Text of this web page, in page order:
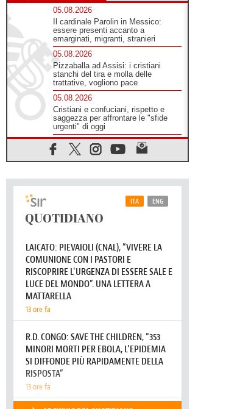
05.08.2026
Il cardinale Parolin in Messico:
essere presenti accanto a
emarginati, migranti, stranieri
05.08.2026
Pizzaballa ad Assisi: i cristiani
stanchi del tira e molla delle
trattative, vogliono pace
05.08.2026
Cristiani e confuciani, rispetto e
saggezza per affrontare le "sfide
urgenti" di oggi
05.08.2026
Santa Maria Maggiore, Makrickas:
la grazia di Dio scende ancora sul
05.08.2026
I giovani attendono il Papa ad
Assisi: "I social non saziano,
vogliamo cose grandi"
Parolin ai preti del Guatemala: siate
"sentinelle vigili", è la santità a
rendere credibili
05.08.2026
Dal Papa all'udienza generale la
forza del "circolo degli eroi"
Ucraina, il nunzio: preoccupa
Papa unica voce di pace
05.08.2026
Venezuela, don Pagniello: "Nel
dolore, una Chiesa che non si